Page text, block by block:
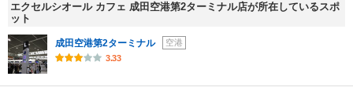
エクセルシオール カフェ 成田空港第2ターミナル店が所在しているスポ
ット
成田空港第2ターミナル
空港
3.33